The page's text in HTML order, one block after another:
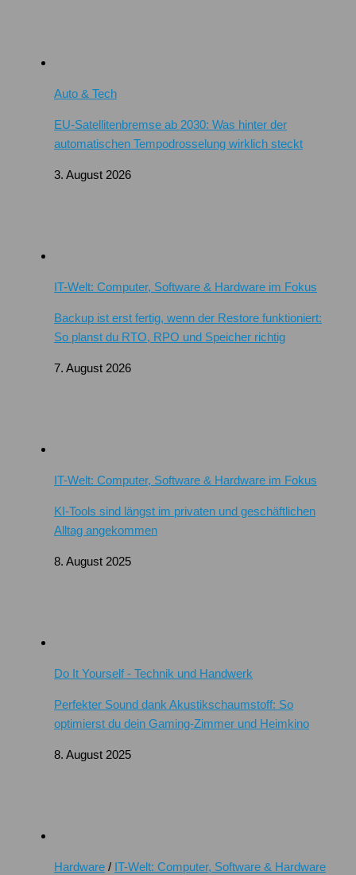
Auto & Tech
EU-Satellitenbremse ab 2030: Was hinter der
automatischen Tempodrosselung wirklich steckt
3. August 2026
IT-Welt: Computer, Software & Hardware im Fokus
Backup ist erst fertig, wenn der Restore funktioniert:
So planst du RTO, RPO und Speicher richtig
7. August 2026
IT-Welt: Computer, Software & Hardware im Fokus
KI-Tools sind längst im privaten und geschäftlichen
Alltag angekommen
8. August 2025
Do It Yourself - Technik und Handwerk
Perfekter Sound dank Akustikschaumstoff: So
optimierst du dein Gaming-Zimmer und Heimkino
8. August 2025
Hardware / IT-Welt: Computer, Software & Hardware